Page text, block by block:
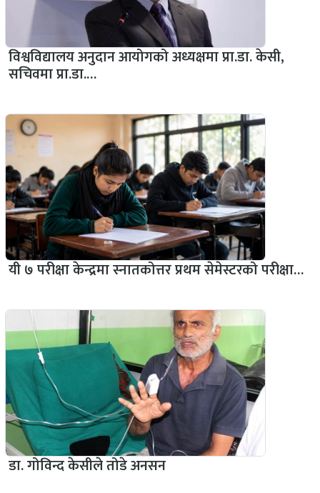
विश्वविद्यालय अनुदान आयोगको अध्यक्षमा प्रा.डा. केसी,
सचिवमा प्रा.डा.…
यी ७ परीक्षा केन्द्रमा स्नातकोत्तर प्रथम सेमेस्टरको परीक्षा…
डा. गोविन्द केसीले तोडे अनसन